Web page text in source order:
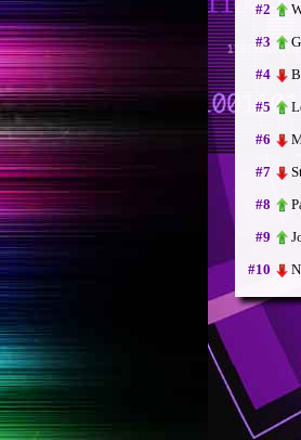
#2
#3
#4
#5
#6
#7
#8
#9
#10